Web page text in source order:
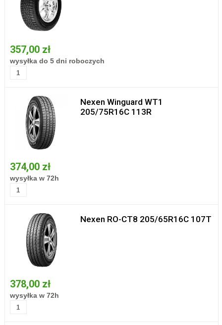
357,00 zł
wysyłka do 5 dni roboczych
Nexen Winguard WT1
205/75R16C 113R
374,00 zł
wysyłka w 72h
Nexen RO-CT8 205/65R16C 107T
378,00 zł
wysyłka w 72h